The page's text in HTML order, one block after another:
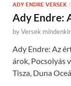
ADY ENDRE VERSEK /
Ady Endre:
byVersek
Ady Endre: Az
árok, Pocsolyás
Tisza, Duna